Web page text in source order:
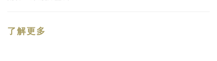
了解更多